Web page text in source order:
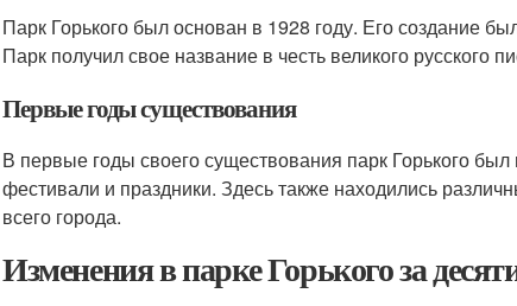
Парк Горького был основан в 1928 году. Его создание
Парк получил свое название в честь великого русского
Первые годы существования
В первые годы своего существования парк Горького
фестивали и праздники. Здесь также находились
всего города.
Изменения в парке Горького за